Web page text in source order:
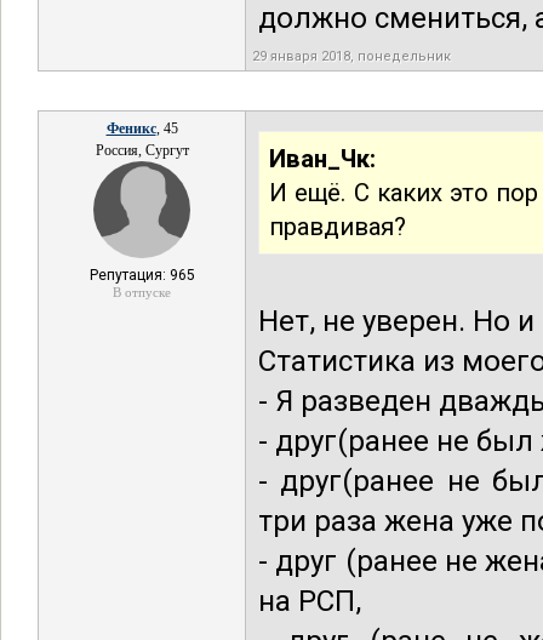
должно смениться,
29 января 2018, понедельник
Феникс, 45
Россия, Сургут
Репутация: 965
В отпуске
Иван_Чк:
И ещё. С каких это
правдивая?
Нет, не уверен. Но
Статистика из
- Я разведен
- друг(ранее не
- друг(ранее не
три раза жена уже
- друг (ранее не
на РСП,